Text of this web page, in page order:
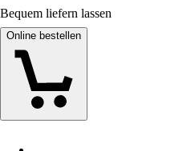
Bequem liefern lassen
Online bestellen